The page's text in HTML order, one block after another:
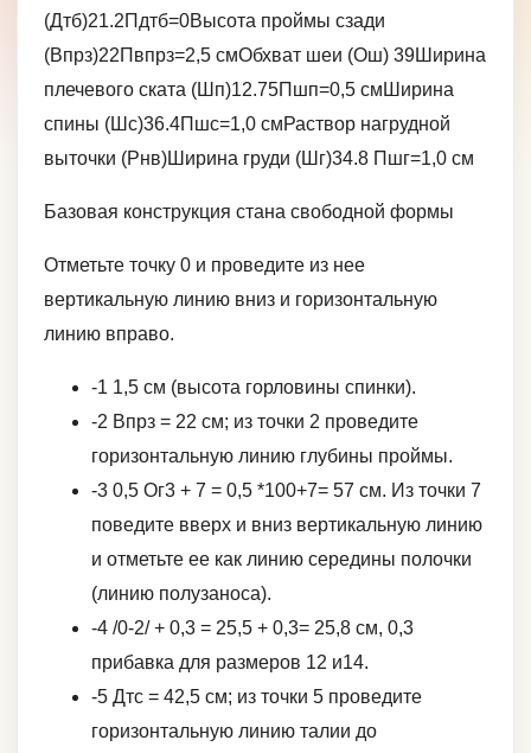
(Дтб)21.2Пдтб=0Высота проймы сзади
(Впрз)22Пвпрз=2,5 смОбхват шеи (Ош) 39Ширина
плечевого ската (Шп)12.75Пшп=0,5 смШирина
спины (Шс)36.4Пшс=1,0 смРаствор нагрудной
выточки (Рнв)Ширина груди (Шг)34.8 Пшг=1,0 см
Базовая конструкция стана свободной формы
Отметьте точку 0 и проведите из нее
вертикальную линию вниз и горизонтальную
линию вправо.
-1 1,5 см (высота горловины спинки).
-2 Впрз = 22 см; из точки 2 проведите
горизонтальную линию глубины проймы.
-3 0,5 Ог3 + 7 = 0,5 *100+7= 57 см. Из точки 7
поведите вверх и вниз вертикальную линию
и отметьте ее как линию середины полочки
(линию полузаноса).
-4 /0-2/ + 0,3 = 25,5 + 0,3= 25,8 см, 0,3
прибавка для размеров 12 и14.
-5 Дтс = 42,5 см; из точки 5 проведите
горизонтальную линию талии до